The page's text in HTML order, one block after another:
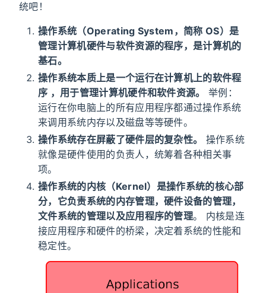
统吧！
操作系统（Operating System，简称 OS）是
管理计算机硬件与软件资源的程序，是计算机的
基石。
操作系统本质上是一个运行在计算机上的软件程
序 ，用于管理计算机硬件和软件资源。
举例：
运行在你电脑上的所有应用程序都通过操作系统
来调用系统内存以及磁盘等等硬件。
操作系统存在屏蔽了硬件层的复杂性。
操作系统
就像是硬件使用的负责人，统筹着各种相关事
项。
操作系统的内核（Kernel）是操作系统的核心部
分，它负责系统的内存管理，硬件设备的管理，
文件系统的管理以及应用程序的管理。 内核是连
接应用程序和硬件的桥梁，决定着系统的性能和
稳定性。